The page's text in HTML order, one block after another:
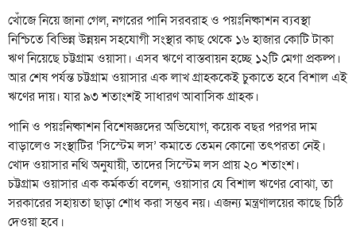
খোঁজে নিয়ে জানা গেল, নগরের পানি সরবরাহ ও পয়ঃনিষ্কাশন ব্যবস্থা
নিশ্চিতে বিভিন্ন উন্নয়ন সহযোগী সংস্থার কাছ থেকে ১৬ হাজার কোটি টাকা
ঋণ নিয়েছে চট্টগ্রাম ওয়াসা। এসব ঋণে বাস্তবায়ন হচ্ছে ১২টি মেগা প্রকল্প।
আর শেষ পর্যন্ত চট্টগ্রাম ওয়াসার এক লাখ গ্রাহককেই চুকাতে হবে বিশাল এই
ঋণের দায়। যার ৯৩ শতাংশই সাধারণ আবাসিক গ্রাহক।
পানি ও পয়ঃনিষ্কাশন বিশেষজ্ঞদের অভিযোগ, কয়েক বছর পরপর দাম
বাড়ালেও সংস্থাটির ‘সিস্টেম লস’ কমাতে তেমন কোনো তৎপরতা নেই।
খোদ ওয়াসার নথি অনুযায়ী, তাদের সিস্টেম লস প্রায় ২০ শতাংশ।
চট্টগ্রাম ওয়াসার এক কর্মকর্তা বলেন, ওয়াসার যে বিশাল ঋণের বোঝা, তা
সরকারের সহায়তা ছাড়া শোধ করা সম্ভব নয়। এজন্য মন্ত্রণালয়ের কাছে চিঠি
দেওয়া হবে।